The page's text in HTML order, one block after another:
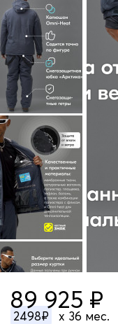
89 925 ₽
2498₽ x 36 мес.